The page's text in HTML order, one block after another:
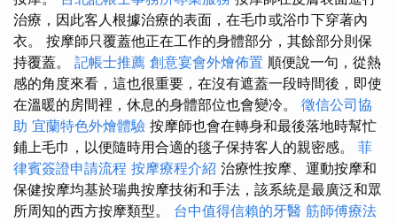
治療，因此客人根據治療的表面，在毛巾或浴巾下穿著內
衣。 按摩師只覆蓋他正在工作的身體部分，其餘部分則保
持覆蓋。 記帳士推薦 創意宴會外燴佈置 順便說一句，從熱
感的角度來看，這也很重要，在沒有遮蓋一段時間後，即使
在溫暖的房間裡，休息的身體部位也會變冷。 徵信公司協
助 宜蘭特色外燴體驗 按摩師也會在轉身和最後落地時幫忙
鋪上毛巾，以便隨時用合適的毯子保持客人的親密感。 菲
律賓簽證申請流程 按摩療程介紹 治療性按摩、運動按摩和
保健按摩均基於瑞典按摩技術和手法，該系統是最廣泛和眾
所周知的西方按摩類型。 台中值得信賴的牙醫 筋師傅療法